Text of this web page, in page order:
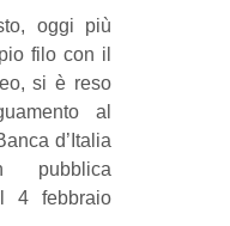
oggi più
filo con il
si è reso
al
d’Italia
pubblica
4 febbraio